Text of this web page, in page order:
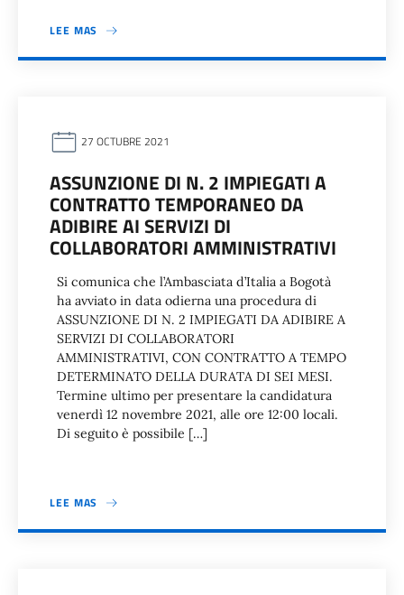
LEE MAS
27 OCTUBRE 2021
ASSUNZIONE DI N. 2 IMPIEGATI A
CONTRATTO TEMPORANEO DA
ADIBIRE AI SERVIZI DI
COLLABORATORI AMMINISTRATIVI
Si comunica che l’Ambasciata d’Italia a Bogotà
ha avviato in data odierna una procedura di
ASSUNZIONE DI N. 2 IMPIEGATI DA ADIBIRE A
SERVIZI DI COLLABORATORI
AMMINISTRATIVI, CON CONTRATTO A TEMPO
DETERMINATO DELLA DURATA DI SEI MESI.
Termine ultimo per presentare la candidatura
venerdì 12 novembre 2021, alle ore 12:00 locali.
Di seguito è possibile […]
LEE MAS